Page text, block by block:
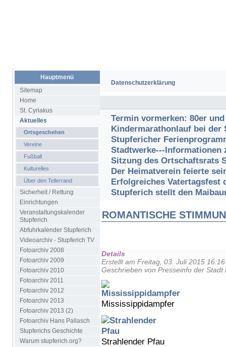
Hauptmenü
Sitemap
Home
St. Cyriakus
Aktuelles
Ortsgeschehen
Vereine
Fußball
Kulturelles
Über den Tellerrand
Sicherheit / Rettung
Einrichtungen
Veranstaltungskalender
Stupferich
Abfuhrkalender Stupferich
Videoarchiv - Stupferich TV
Fotoarchiv 2008
Fotoarchiv 2009
Fotoarchiv 2010
Fotoarchiv 2011
Fotoarchiv 2012
Fotoarchiv 2013
Fotoarchiv 2013 (2)
Fotoarchiv Hans Pallasch
Stupferichs Geschichte
Warum stupferich.org?
Datenschutzerklärung
Termin vormerken: 80er
Kindermarathonlauf bei der
Stupfericher
Stadtwerke---Informationen
Sitzung des Ortschaftsrats
Der Heimatverein feierte
Erfolgreiches Vatertagsfest
Stupferich stellt den
ROMANTISCHE
Details
Erstellt am Freitag, 03. Juli 2015 16:16
Geschrieben von Presseinfo der Stadt
Mississippidampfer
Strahlender Pfau